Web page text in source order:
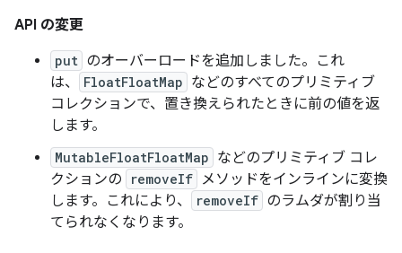
API の変更
put のオーバーロードを追加しました。これ
は、
FloatFloatMap などのすべてのプリミティブ
コレクションで、置き換えられたときに前の値を返
します。
MutableFloatFloatMap などのプリミティブ コレ
クションの
removeIf メソッドをインラインに変換
します。これにより、
removeIf のラムダが割り当
てられなくなります。